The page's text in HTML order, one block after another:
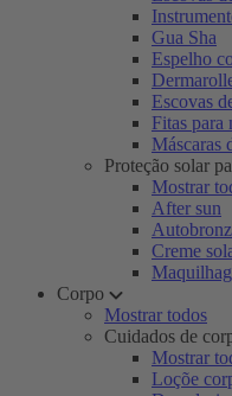
Gua Sha
Espelho
Escovas
Fitas para
Máscaras
Proteção solar
Mostrar
After sun
Creme
Corpo
Mostrar todos
Cuidados de
Mostrar
Loçõe